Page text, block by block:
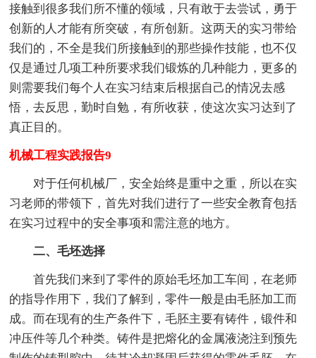
接触到很多我们所不懂的领域，只有敢于去尝试，勇于
创新的人才能有所突破，有所创新。这两天的实习带给
我们的，不全是我们所接触到的那些操作技能，也不仅
仅是通过几项工种所要求我们锻炼的几种能力，更多的
则需要我们每个人在实习结束后根据自己的情况去感
悟，去反思，勤时自勉，有所收获，使这次实习达到了
真正目的。
机械工程实践报告9
对于任何机械厂，安全始终是重中之重，所以在实
习老师的带领下，首先对我们进行了一些安全教育包括
在实习过程中的安全事项和需注意的地方。
二、毛坯选择
首先我们来到了零件的原始毛坯加工车间，在老师
的指导作用下，我们了解到，零件一般是由毛胚加工而
成。而在现有的生产条件下，毛胚主要有铸件，锻件和
冲压件等几个种类。铸件是把熔化的金属液浇注到预先